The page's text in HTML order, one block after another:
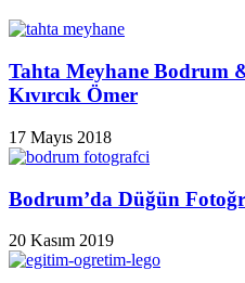
Tahta Meyhane Bodrum
Kıvırcık Ömer
17 Mayıs 2018
Bodrum’da Düğün
20 Kasım 2019